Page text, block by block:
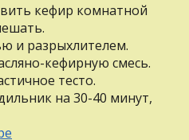
кефир комнатной
и разрыхлителем.
кефирную смесь.
тесто.
нa 30-40 минут,